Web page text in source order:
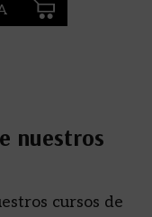
nuestros
cursos de